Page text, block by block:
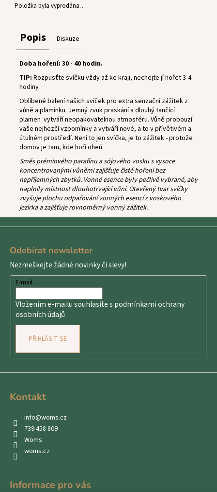
Položka byla vyprodána…
Popis Diskuze
Doba hoření: 30 - 40 hodin.
TIP: Rozpusťte svíčku vždy až ke kraji, nechejte jí hořet 3-4
hodiny
Oblíbené balení našich svíček pro extra senzační zážitek z
vůně a plamínku. Jemný zvuk praskání a dlouhý tančící
plamen vytváří neopakovatelnou atmosféru. Vůně probouzí
vaše nejhezčí vzpomínky a vytváří nové, a to v přívětivém a
útulném prostředí. Není to jen svíčka, je to zážitek - protože
domov je tam, kde hoří oheň.
Směs prémiového parafínu a sójového vosku s vysoce
koncentrovanými vůněmi zajišťuje čisté hoření bez
nepříjemných zbytků. Vonné esence byly pečlivě vybrané, aby
naplnily místnost dlouhotrvající vůní. Otevřený tvar svíčky
zvyšuje plochu odpařování vonných esencí z voskového
jezírka a zajišťuje rovnoměrný vonný zážitek.
Odebírat newsletter
Nezmeškejte žádné novinky či slevy!
E-mail
Vložením e-mailu souhlasíte s podmínkami ochrany
osobních údajů
PŘIHLÁSIT SE
Kontakt
info@woms.cz
739 458 809
Woms
woms.cz
Informace pro vás